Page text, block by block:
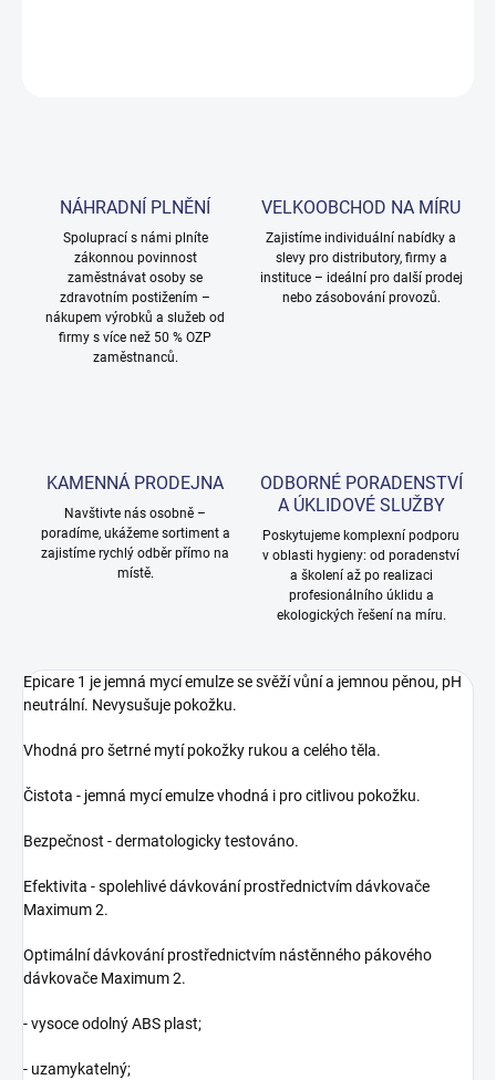
NÁHRADNÍ PLNĚNÍ
Spoluprací s námi plníte
zákonnou povinnost
zaměstnávat osoby se
zdravotním postižením –
nákupem výrobků a služeb od
firmy s více než 50 % OZP
zaměstnanců.
VELKOOBCHOD NA MÍRU
Zajistíme individuální nabídky a
slevy pro distributory, firmy a
instituce – ideální pro další prodej
nebo zásobování provozů.
KAMENNÁ PRODEJNA
Navštivte nás osobně –
poradíme, ukážeme sortiment a
zajistíme rychlý odběr přímo na
místě.
ODBORNÉ PORADENSTVÍ
A ÚKLIDOVÉ SLUŽBY
Poskytujeme komplexní podporu
v oblasti hygieny: od poradenství
a školení až po realizaci
profesionálního úklidu a
ekologických řešení na míru.
Epicare 1 je jemná mycí emulze se svěží vůní a jemnou pěnou, pH
neutrální. Nevysušuje pokožku.
Vhodná pro šetrné mytí pokožky rukou a celého těla.
Čistota - jemná mycí emulze vhodná i pro citlivou pokožku.
Bezpečnost - dermatologicky testováno.
Efektivita - spolehlivé dávkování prostřednictvím dávkovače
Maximum 2.
Optimální dávkování prostřednictvím nástěnného pákového
dávkovače Maximum 2.
- vysoce odolný ABS plast;
- uzamykatelný;